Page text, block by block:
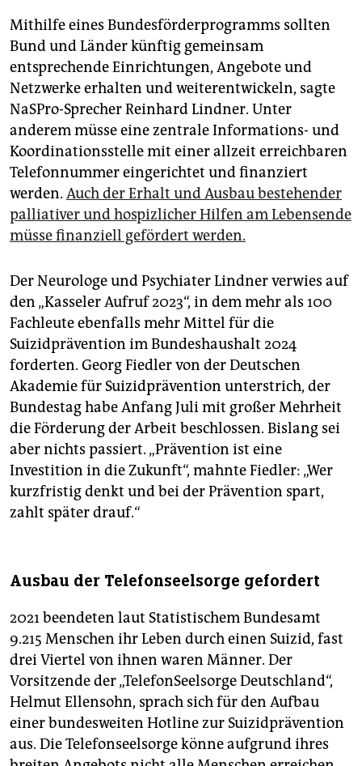
Mithilfe eines Bundesförderprogramms sollten
Bund und Länder künftig gemeinsam
entsprechende Einrichtungen, Angebote und
Netzwerke erhalten und weiterentwickeln, sagte
NaSPro-Sprecher Reinhard Lindner. Unter
anderem müsse eine zentrale Informations- und
Koordinationsstelle mit einer allzeit erreichbaren
Telefonnummer eingerichtet und finanziert
werden. Auch der Erhalt und Ausbau bestehender
palliativer und hospizlicher Hilfen am Lebensende
müsse finanziell gefördert werden.
Der Neurologe und Psychiater Lindner verwies auf
den „Kasseler Aufruf 2023“, in dem mehr als 100
Fachleute ebenfalls mehr Mittel für die
Suizidprävention im Bundeshaushalt 2024
forderten. Georg Fiedler von der Deutschen
Akademie für Suizidprävention unterstrich, der
Bundestag habe Anfang Juli mit großer Mehrheit
die Förderung der Arbeit beschlossen. Bislang sei
aber nichts passiert. „Prävention ist eine
Investition in die Zukunft“, mahnte Fiedler: „Wer
kurzfristig denkt und bei der Prävention spart,
zahlt später drauf.“
Ausbau der Telefonseelsorge gefordert
2021 beendeten laut Statistischem Bundesamt
9.215 Menschen ihr Leben durch einen Suizid, fast
drei Viertel von ihnen waren Männer. Der
Vorsitzende der „TelefonSeelsorge Deutschland“,
Helmut Ellensohn, sprach sich für den Aufbau
einer bundesweiten Hotline zur Suizidprävention
aus. Die Telefonseelsorge könne aufgrund ihres